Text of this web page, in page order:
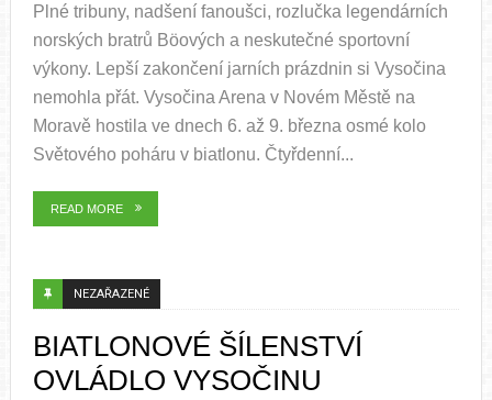
Plné tribuny, nadšení fanoušci, rozlučka legendárních
norských bratrů Böových a neskutečné sportovní
výkony. Lepší zakončení jarních prázdnin si Vysočina
nemohla přát. Vysočina Arena v Novém Městě na
Moravě hostila ve dnech 6. až 9. března osmé kolo
Světového poháru v biatlonu. Čtyřdenní...
READ MORE
NEZAŘAZENÉ
BIATLONOVÉ ŠÍLENSTVÍ
OVLÁDLO VYSOČINU